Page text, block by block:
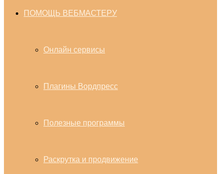
ПОМОЩЬ ВЕБМАСТЕРУ
Онлайн сервисы
Плагины Вордпресс
Полезные программы
Раскрутка и продвижение